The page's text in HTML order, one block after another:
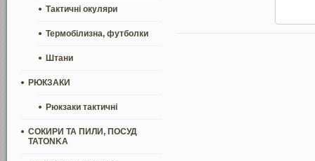
Тактичні окуляри
Термобілизна, футболки
Штани
РЮКЗАКИ
Рюкзаки тактичні
СОКИРИ ТА ПИЛИ, ПОСУД
TATONKA